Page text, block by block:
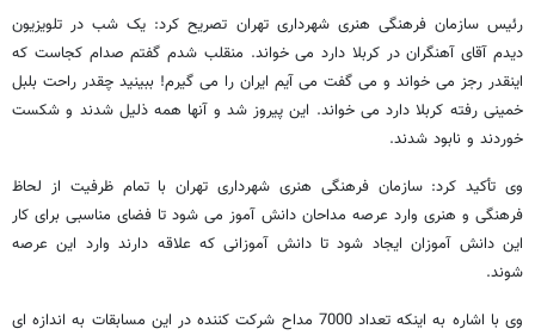
رئیس سازمان فرهنگی هنری شهرداری تهران تصریح کرد: یک شب در تلویزیون
دیدم آقای آهنگران در کربلا دارد می خواند. منقلب شدم گفتم صدام کجاست که
اینقدر رجز می خواند و می گفت می آیم ایران را می گیرم! ببینید چقدر راحت بلبل
خمینی رفته کربلا دارد می خواند. این پیروز شد و آنها همه ذلیل شدند و شکست
خوردند و نابود شدند.
وی تأکید کرد: سازمان فرهنگی هنری شهرداری تهران با تمام ظرفیت از لحاظ
فرهنگی و هنری وارد عرصه مداحان دانش آموز می شود تا فضای مناسبی برای کار
این دانش آموزان ایجاد شود تا دانش آموزانی که علاقه دارند وارد این عرصه
شوند.
وی با اشاره به اینکه تعداد 7000 مداح شرکت کننده در این مسابقات به اندازه ای